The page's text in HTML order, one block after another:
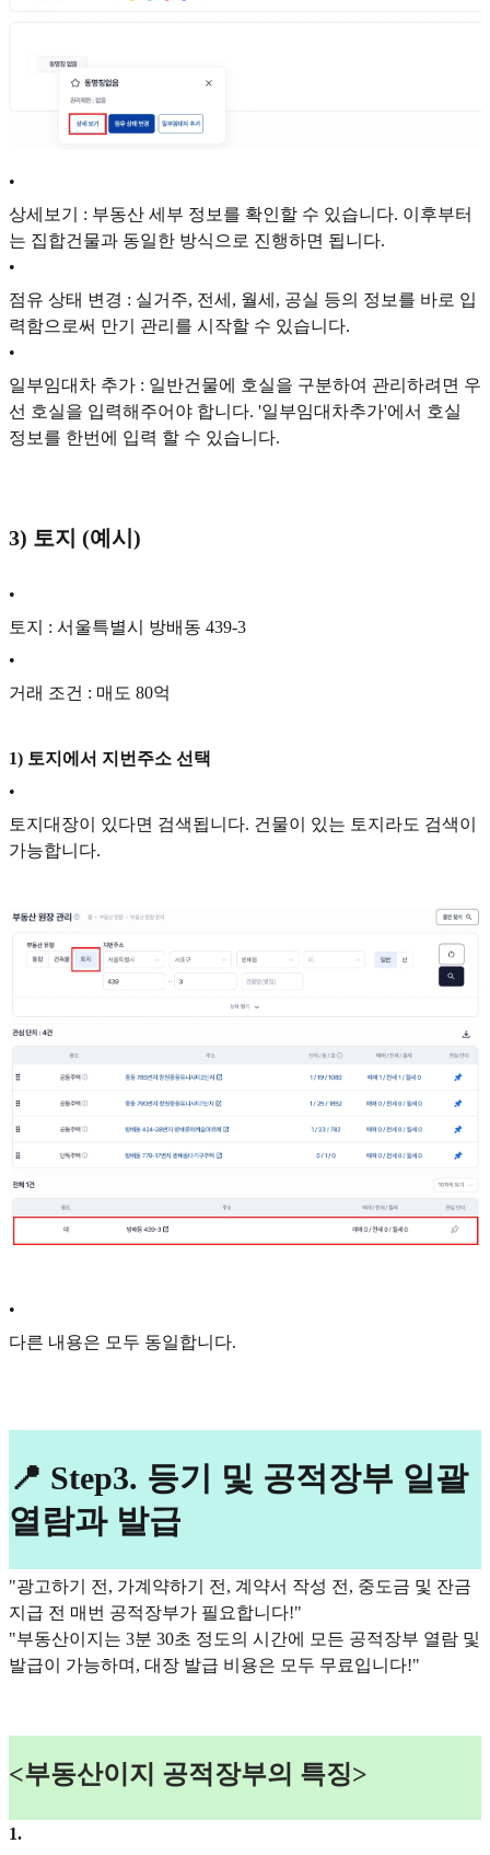
•
상세보기 : 부동산 세부 정보를 확인할 수 있습니다. 이후부터
는 집합건물과 동일한 방식으로 진행하면 됩니다.
•
점유 상태 변경 : 실거주, 전세, 월세, 공실 등의 정보를 바로 입
력함으로써 만기 관리를 시작할 수 있습니다.
•
일부임대차 추가 : 일반건물에 호실을 구분하여 관리하려면 우
선 호실을 입력해주어야 합니다. '일부임대차추가'에서 호실
정보를 한번에 입력 할 수 있습니다.
3) 토지 (예시)
•
토지 : 서울특별시 방배동 439-3
•
거래 조건 : 매도 80억
1) 토지에서 지번주소 선택
•
토지대장이 있다면 검색됩니다. 건물이 있는 토지라도 검색이
가능합니다.
•
다른 내용은 모두 동일합니다.
📍 Step3. 등기 및 공적장부 일괄
열람과 발급
"광고하기 전, 가계약하기 전, 계약서 작성 전, 중도금 및 잔금
지급 전 매번 공적장부가 필요합니다!"
"부동산이지는 3분 30초 정도의 시간에 모든 공적장부 열람 및
발급이 가능하며, 대장 발급 비용은 모두 무료입니다!"
<부동산이지 공적장부의 특징>
1.